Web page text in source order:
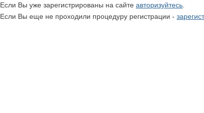
Если Вы уже зарегистрированы на сайте авторизуйтесь
Если Вы еще не проходили процедуру регистрации -